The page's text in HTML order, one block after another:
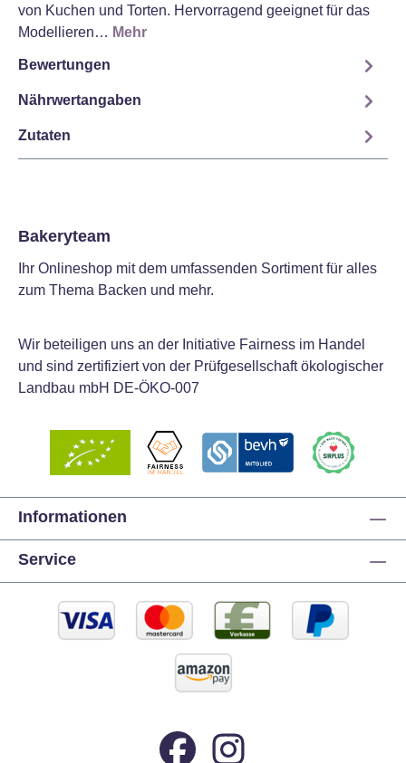
von Kuchen und Torten. Hervorragend geeignet für das
Modellieren… Mehr
Bewertungen
Nährwertangaben
Zutaten
Bakeryteam
Ihr Onlineshop mit dem umfassenden Sortiment für alles
zum Thema Backen und mehr.
Wir beteiligen uns an der Initiative Fairness im Handel
und sind zertifiziert von der Prüfgesellschaft ökologischer
Landbau mbH DE-ÖKO-007
Informationen
Service